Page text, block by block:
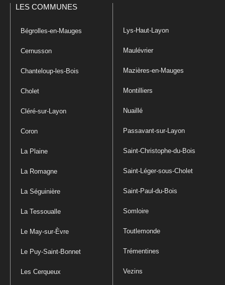
LES COMMUNES
Bégrolles-en-Mauges
Cernusson
Chanteloup-les-Bois
Cholet
Cléré-sur-Layon
Coron
La Plaine
La Romagne
La Séguinière
La Tessoualle
Le May-sur-Èvre
Le Puy-Saint-Bonnet
Les Cerqueux
Lys-Haut-Layon
Maulévrier
Mazières-en-Mauges
Montilliers
Nuaillé
Passavant-sur-Layon
Saint-Christophe-du-Bois
Saint-Léger-sous-Cholet
Saint-Paul-du-Bois
Somloire
Toutlemonde
Trémentines
Vezins